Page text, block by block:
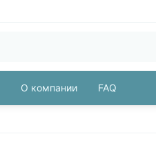
О компании FAQ